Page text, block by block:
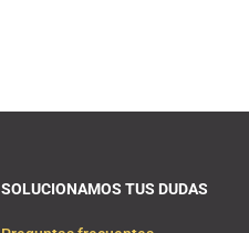
SOLUCIONAMOS TUS DUDAS